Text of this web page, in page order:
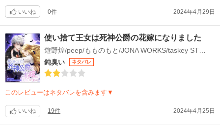
続きが気になるけど購入は検討します。
いいね 0件 2024年4月29日
使い捨て王女は死神公爵の花嫁になりました
遊野煌/peep/もものもと/JONA WORKS/taskey STUDIO
鈍臭い
ネタバレ
このレビューはネタバレを含みます▼
いいね 19件 2024年4月25日